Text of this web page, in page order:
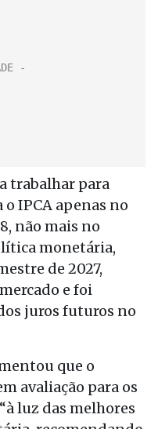
trabalhar para
o IPCA apenas no
não mais no
monetária,
de 2027,
e foi
juros futuros no
que o
avaliação para os
luz das melhores